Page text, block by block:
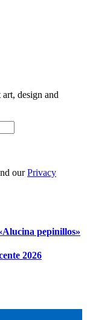
design and
ourPrivacy
pepinillos»
2026